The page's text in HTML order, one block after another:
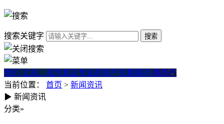
搜索关键字
我们·立志。成为真正专业的房产交易顾问 微房产
当前位置： 首页 > 新闻资讯
掌握房屋推荐话术，成交率提
▶ 新闻资讯
分类»